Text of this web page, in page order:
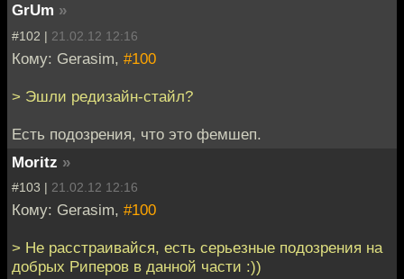
GrUm »
#102 | 21.02.12 12:16
Кому: Gerasim, #100
> Эшли редизайн-стайл?
Есть подозрения, что это фемшеп.
Moritz »
#103 | 21.02.12 12:16
Кому: Gerasim, #100
> Не расстраивайся, есть серьезные подозрения на
добрых Риперов в данной части :))